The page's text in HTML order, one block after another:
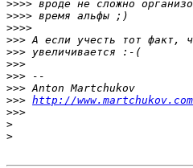
>>>>
>>>>
>>>>
>>>
>>>
>>>
>>>
>>>
>>> http://www.martchukov.com
>>>
>
>